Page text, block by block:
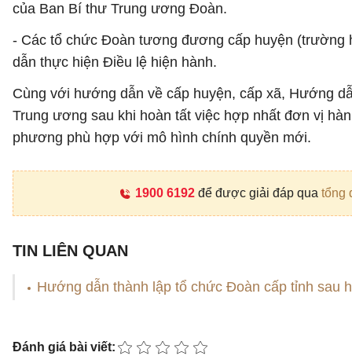
của Ban Bí thư Trung ương Đoàn.
- Các tổ chức Đoàn tương đương cấp huyện (trường
dẫn thực hiện Điều lệ hiện hành.
Cùng với hướng dẫn về cấp huyện, cấp xã, Hướng
Trung ương sau khi hoàn tất việc hợp nhất đơn vị
phương phù hợp với mô hình chính quyền mới.
1900 6192để được giải đáp qua tổng
TIN LIÊN QUAN
Hướng dẫn thành lập tổ chức Đoàn cấp tỉnh sau
Đánh giá bài viết: